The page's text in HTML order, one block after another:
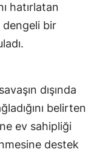
hatırlatan
dengeli bir
dışında
belirten
ev sahipliği
destek